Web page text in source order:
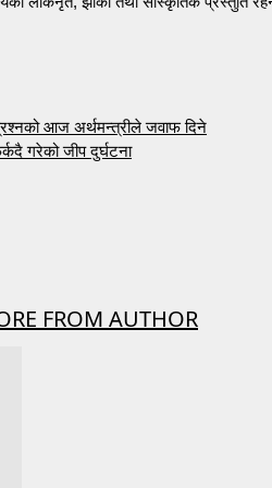
आज अर्थमन्त्रीले जवाफ दिने
गरेको जीप दुर्घटना
FROM AUTHOR